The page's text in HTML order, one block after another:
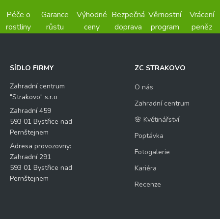
Péče o
rostliny
Garance
růstu
Výhodné
ceny
Bezpečná
doprava
Věrnostní
program
Vrácení
peněz
SÍDLO FIRMY
Zahradní centrum
"Strakovo" s.r.o
Zahradní 459
593 01 Bystřice nad
Pernštejnem
Adresa provozovny:
Zahradní 291
593 01 Bystřice nad
Pernštejnem
ZC STRAKOVO
O nás
Zahradní centrum
🌸 Květinářství
Poptávka
Fotogalerie
Kariéra
Recenze